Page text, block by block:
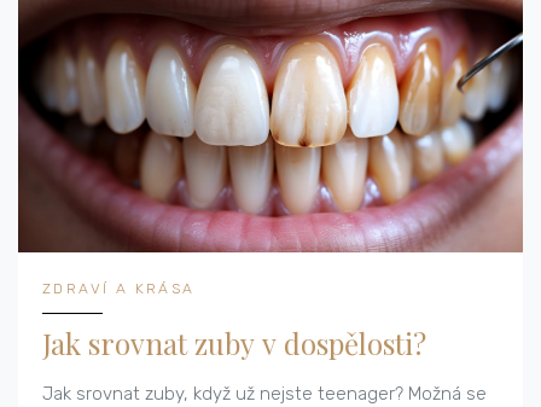
ZDRAVÍ A KRÁSA
Jak srovnat zuby v dospělosti?
Jak srovnat zuby, když už nejste teenager? Možná se